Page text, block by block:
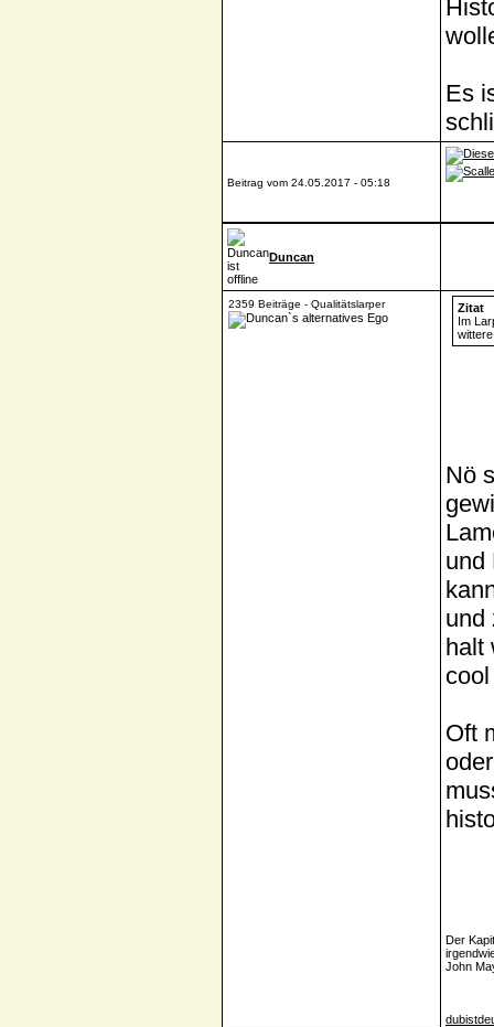
Es
Beitrag vom 24.05.2017 - 05:18
Duncan
2359 Beiträge - Qualitätslarper
Zitat
Im
Nö
und
und
halt
Oft
Der
John